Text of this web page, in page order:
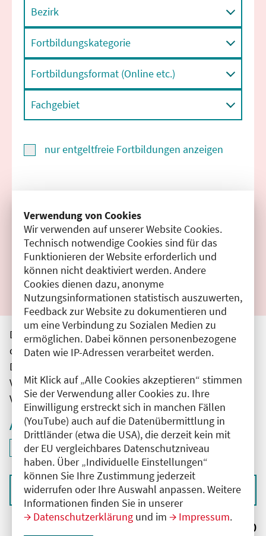
Verwendung von Cookies
Wir verwenden auf unserer Website Cookies.
Technisch notwendige Cookies sind für das
Funktionieren der Website erforderlich und
können nicht deaktiviert werden. Andere
Cookies dienen dazu, anonyme
Nutzungsinformationen statistisch auszuwerten,
Feedback zur Website zu dokumentieren und
um eine Verbindung zu Sozialen Medien zu
ermöglichen. Dabei können personenbezogene
Daten wie IP-Adressen verarbeitet werden.
Mit Klick auf „Alle Cookies akzeptieren“ stimmen
Sie der Verwendung aller Cookies zu. Ihre
Einwilligung erstreckt sich in manchen Fällen
(YouTube) auch auf die Datenübermittlung in
Drittländer (etwa die USA), die derzeit kein mit
der EU vergleichbares Datenschutzniveau
haben. Über „Individuelle Einstellungen“
können Sie Ihre Zustimmung jederzeit
widerrufen oder Ihre Auswahl anpassen. Weitere
Informationen finden Sie in unserer
Datenschutzerklärung und im Impressum.
Bezirk
Fortbildungskategorie
Fortbildungsformat (Online etc.)
Fachgebiet
nur entgeltfreie Fortbildungen anzeigen
Filter zurücksetzen
Ergebnisse drucken
Die hier aufgeführten Veranstaltungen entsprechen
den unmittelbar vom Veranstalter getätigten Angaben.
Die Ärztekammer Berlin übernimmt keine
Verantwortung für den Inhalt, die Haftung obliegt dem
Veranstalter.
Aktive Filter
Filter
ID: ANT-2502362
deaktivieren und Suchergebnisse neu laden
Sortieren nach
Ergebnisse: 0